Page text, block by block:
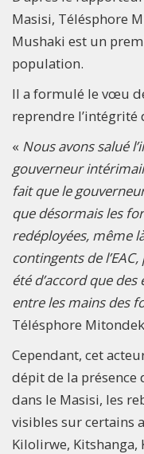
Masisi, Télésphore
Mushaki est un
population.
Il a formulé le vœu
reprendre
« Nous avons salué
gouverneur
fait que le
que désormais les
redéployées, même
contingents de
été d’accord que
entre les mains des
Télésphore
Cependant, cet
dépit de la présence
dans le Masisi, les
visibles sur certains
Kilolirwe, Kitshanga,